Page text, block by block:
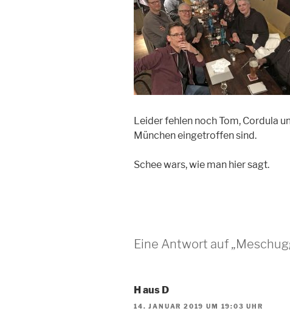
Leider fehlen noch Tom, Cordula
München eingetroffen sind.
Schee wars, wie man hier sagt.
Eine Antwort auf
H aus D
14. JANUAR 2019 UM 19:03 UHR